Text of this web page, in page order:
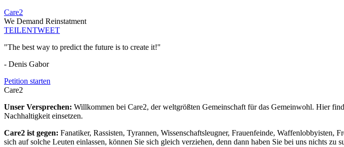
Care2
We Demand Reinstatment
TEILENTWEET
"The best way to predict the future is to create it!"
- Denis Gabor
Petition starten
Care2
Unser Versprechen: Willkommen bei Care2, der weltgrößten Gemeinschaft für das Gemeinwohl. Hier
Nachhaltigkeit einsetzen.
Care2 ist gegen: Fanatiker, Rassisten, Tyrannen, Wissenschaftsleugner, Frauenfeinde, Waffenlobbyisten,
sich auf solche Leuten einlassen, können Sie sich gleich verziehen, denn dann haben Sie bei uns nichts zu